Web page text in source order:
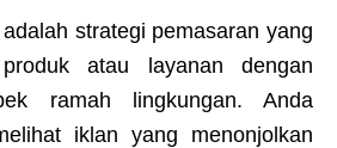
adalah strategi pemasaran yang
produk atau layanan dengan
ramah lingkungan. Anda
iklan yang menonjolkan